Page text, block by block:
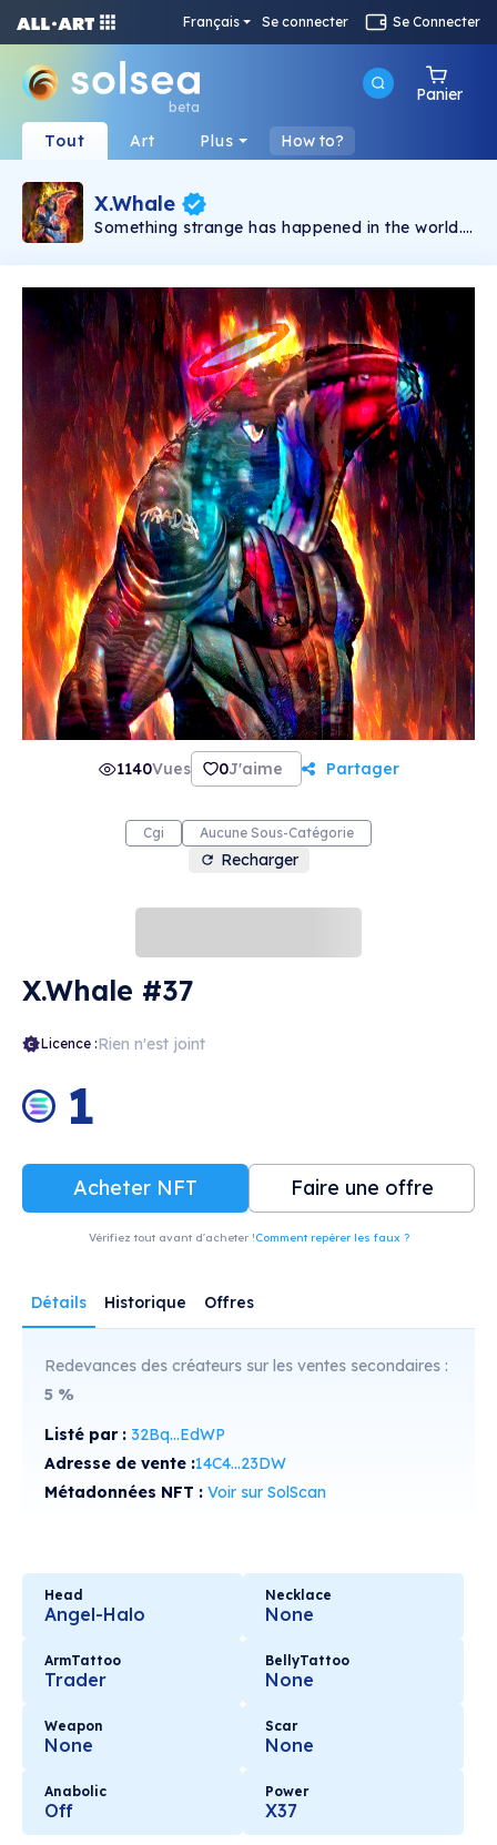
Français Se connecter Se Connecter
beta
Panier
Tout Art Plus How to?
X.Whale
Something strange has happened in the world.
Tyrant governments suck everything out of
more hope, X.Whale appears as a symbol of
resistance. This is a limited collection featuring
unique NFTs from the Hidden Style Store brand.
1140Vues 0J'aime Partager
Cgi Aucune Sous-Catégorie
Recharger
X.Whale #37
Licence :Rien n'est joint
1
Acheter NFT Faire une offre
Vérifiez tout avant d'acheter !Comment repérer les faux ?
Détails Historique Offres
Redevances des créateurs sur les ventes secondaires :
5 %
Listé par : 32Bq...EdWP
Adresse de vente :14C4...23DW
Métadonnées NFT : Voir sur SolScan
Head
Angel-Halo
Necklace
None
ArmTattoo
Trader
BellyTattoo
None
Weapon
None
Scar
None
Anabolic
Off
Power
X37